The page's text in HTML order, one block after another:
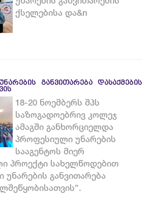
ქსელებისა და&n
ᲒᲐᲜᲕᲘᲗᲐᲠᲔᲑᲐ ᲓᲐᲡᲐᲥᲛᲔᲑᲘᲡ
18-20 ნოემბერს შპს
საზოგადოებრივ კოლეჯ
ამაგში განხორციელდა
პროფესიული უნარების
სააგენტოს მიერ
პროექტი სახელწოდებით
განვითარება